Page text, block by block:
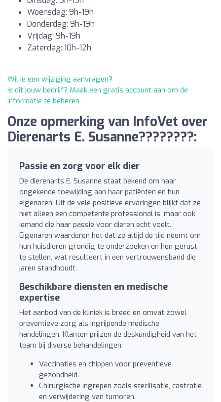
Woensdag: 9h-19h
Donderdag: 9h-19h
Vrijdag: 9h-19h
Zaterdag: 10h-12h
Wil je een wijziging aanvragen?
Is dit jouw bedrijf? Maak een gratis account aan om de
informatie te beheren
Onze opmerking van InfoVet over
Dierenarts E. Susanne????????:
Passie en zorg voor elk dier
De dierenarts E. Susanne staat bekend om haar
ongekende toewijding aan haar patiënten en hun
eigenaren. Uit de vele positieve ervaringen blijkt dat ze
niet alleen een competente professional is, maar ook
iemand die haar passie voor dieren echt voelt.
Eigenaren waarderen het dat ze altijd de tijd neemt om
hun huisdieren grondig te onderzoeken en hen gerust
te stellen, wat resulteert in een vertrouwensband die
jaren standhoudt.
Beschikbare diensten en medische
expertise
Het aanbod van de kliniek is breed en omvat zowel
preventieve zorg als ingrijpende medische
handelingen. Klanten prijzen de deskundigheid van het
team bij diverse behandelingen:
Vaccinaties en chippen voor preventieve
gezondheid.
Chirurgische ingrepen zoals sterilisatie, castratie
en verwijdering van tumoren.